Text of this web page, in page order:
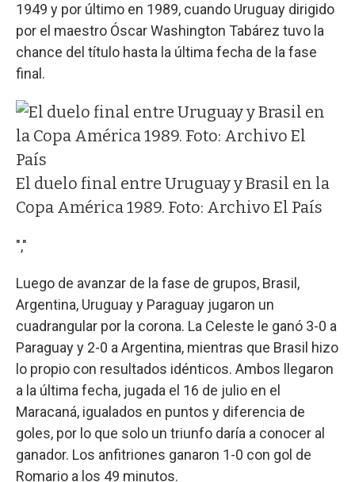
1949 y por último en 1989, cuando Uruguay dirigido
por el maestro Óscar Washington Tabárez tuvo la
chance del título hasta la última fecha de la fase
final.
El duelo final entre Uruguay y Brasil en la
Copa América 1989. Foto: Archivo El País
","
Luego de avanzar de la fase de grupos, Brasil,
Argentina, Uruguay y Paraguay jugaron un
cuadrangular por la corona. La Celeste le ganó 3-0 a
Paraguay y 2-0 a Argentina, mientras que Brasil hizo
lo propio con resultados idénticos. Ambos llegaron
a la última fecha, jugada el 16 de julio en el
Maracaná, igualados en puntos y diferencia de
goles, por lo que solo un triunfo daría a conocer al
ganador. Los anfitriones ganaron 1-0 con gol de
Romario a los 49 minutos.